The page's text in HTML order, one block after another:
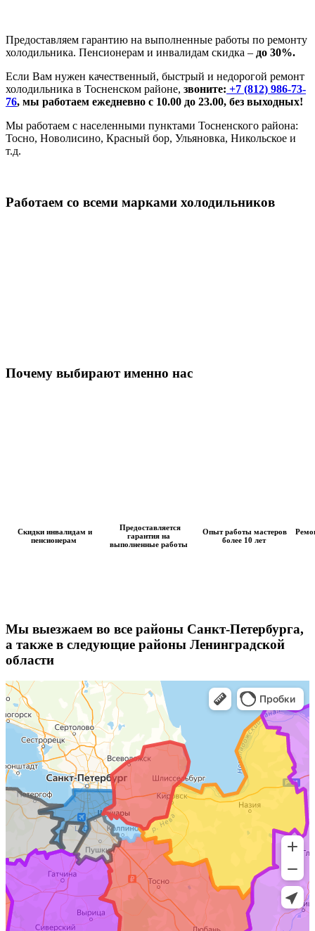
Предоставляем гарантию на выполненные работы по ремонту
холодильника. Пенсионерам и инвалидам скидка – до 30%.
Если Вам нужен качественный, быстрый и недорогой ремонт
холодильника в Тосненском районе, звоните: +7 (812) 986-73-
76, мы работаем ежедневно с 10.00 до 23.00, без выходных!
Мы работаем с населенными пунктами Тосненского района:
Тосно, Новолисино, Красный бор, Ульяновка, Никольское и
т.д.
Работаем со всеми марками холодильников
Почему выбирают именно нас
Скидки инвалидам и
пенсионерам
Предоставляется
гарантия на
выполненные работы
Опыт работы мастеров
более 10 лет
Мы выезжаем во все районы Санкт-Петербурга,
а также в следующие районы Ленинградской
области